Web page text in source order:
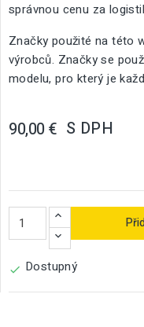
správnou cenu za
Značky použité na této
výrobců. Značky se
modelu, pro který je
90,00 € S DPH
 Dostupný